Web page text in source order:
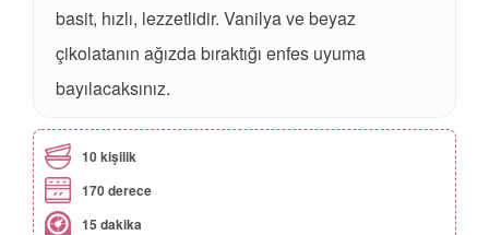
basit, hızlı, lezzetlidir. Vanilya ve beyaz
çikolatanın ağızda bıraktığı enfes uyuma
bayılacaksınız.
10 kişilik
170 derece
15 dakika